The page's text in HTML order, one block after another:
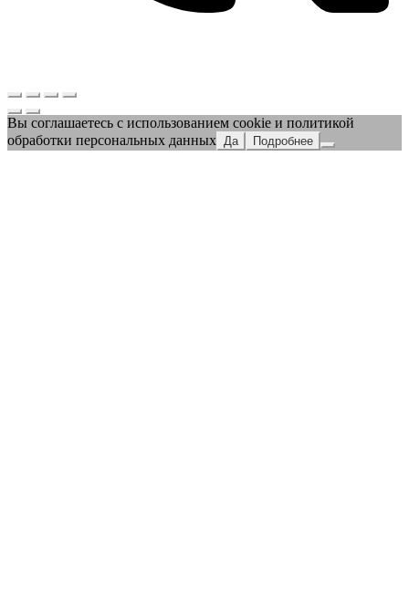
Вы соглашаетесь с использованием cookie и политикой
обработки персональных данных Да Подробнее